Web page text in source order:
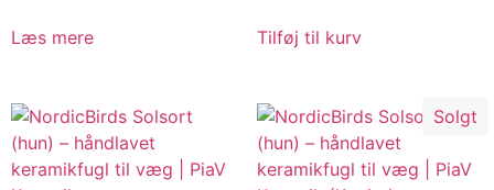
Læs mere Tilføj til kurv
Solgt